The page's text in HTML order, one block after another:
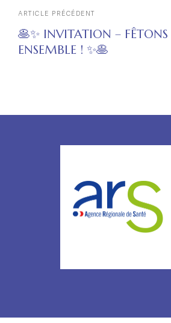
ARTICLE PRÉCÉDENT
🥞✨ INVITATION –
ENSEMBLE ! ✨🥞